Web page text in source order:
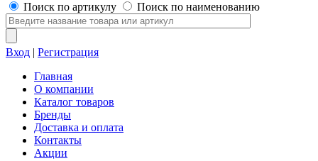
Поиск по артикулу Поиск по наименованию
Вход | Регистрация
Главная
О компании
Каталог товаров
Бренды
Доставка и оплата
Контакты
Акции